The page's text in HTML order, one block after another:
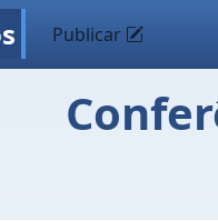
Publicar